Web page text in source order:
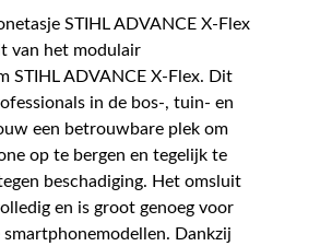
STIHL ADVANCE X-Flex
van het modulair
STIHL ADVANCE X-Flex. Dit
in de bos-, tuin- en
een betrouwbare plek om
op te bergen en tegelijk te
beschadiging. Het omsluit
en is groot genoeg voor
Dankzij